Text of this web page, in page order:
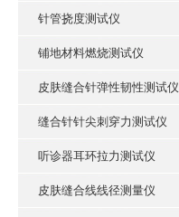
针管挠度测试仪
铺地材料燃烧测试仪
皮肤缝合针弹性韧性测试仪
缝合针针尖刺穿力测试仪
听诊器耳环拉力测试仪
皮肤缝合线线径测量仪